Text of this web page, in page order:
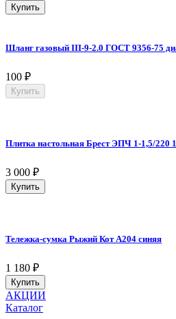
Купить
Шланг газовый III-9-2.0 ГОСТ 9356-75
100 ₽
Купить
Плитка настольная Брест ЭПЧ 1-1,5/220
3 000 ₽
Купить
Тележка-сумка Рыжий Кот А204 синяя
1 180 ₽
Купить
АКЦИИ
Каталог